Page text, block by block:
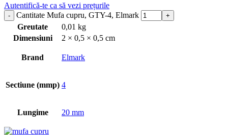
Autentifică-te ca să vezi prețurile
Cantitate Mufa cupru, GTY-4, Elmark
Greutate
0,01 kg
Dimensiuni
2 × 0,5 × 0,5 cm
Brand Elmark
Sectiune (mmp) 4
Lungime 20 mm